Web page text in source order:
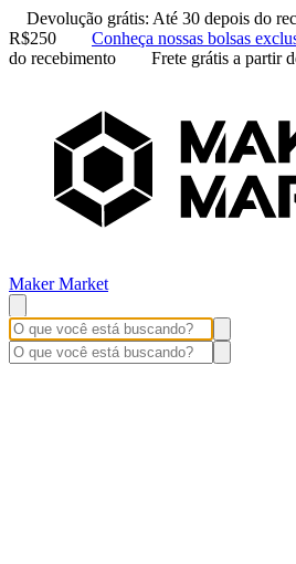
Devolução grátis: Até 30 depois do
R$250
Conheça nossas bolsas
do recebimento
Frete grátis a partir
Maker Market